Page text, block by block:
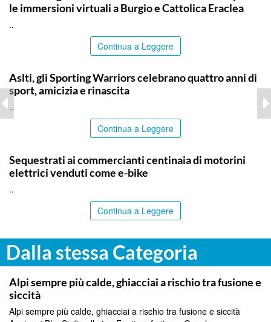
le immersioni virtuali a Burgio e Cattolica Eraclea
..
Continua a Leggere
Aslti, gli Sporting Warriors celebrano quattro anni di
sport, amicizia e rinascita
..
Continua a Leggere
Sequestrati ai commercianti centinaia di motorini
elettrici venduti come e-bike
..
Continua a Leggere
Dalla stessa Categoria
ITALPRESS
Alpi sempre più calde, ghiacciai a rischio tra fusione e
siccità
Alpi sempre più calde, ghiacciai a rischio tra fusione e siccità